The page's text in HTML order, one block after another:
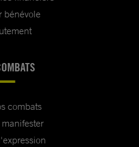
bénévole
combats